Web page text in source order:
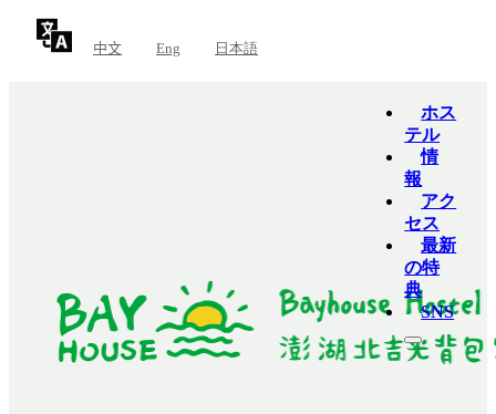
中文 Eng 日本語
ホス
テル
情
報
アク
セス
最新
の特
典
SNS